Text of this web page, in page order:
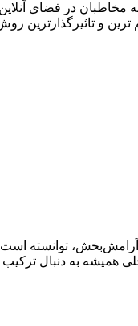
در فضای
و تاثیرگذارترین
توانسته است
همیشه به دنبال